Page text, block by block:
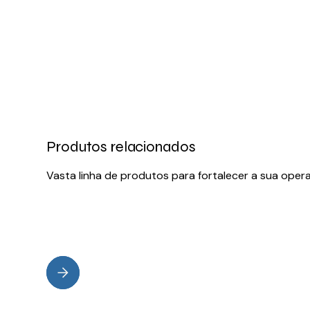
Produtos relacionados
Vasta linha de produtos para fortalecer a sua